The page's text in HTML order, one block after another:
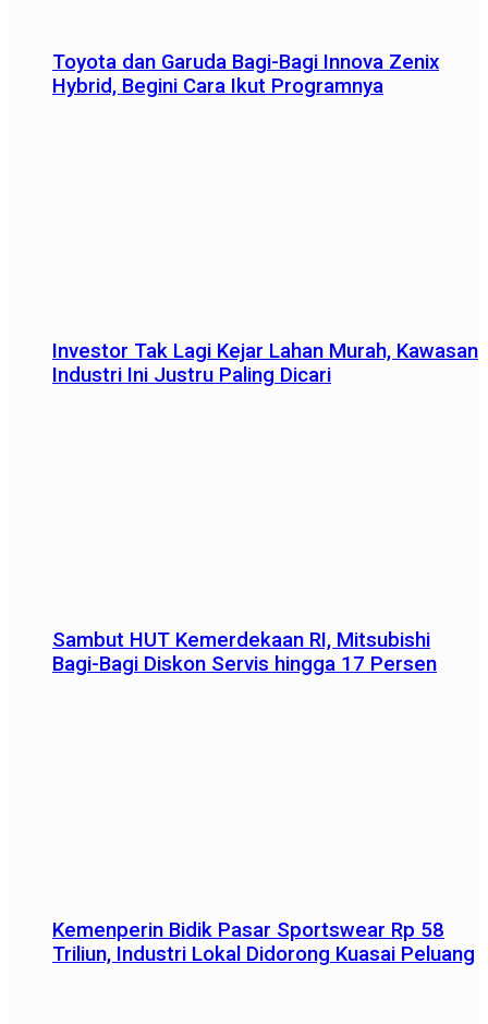
Toyota dan Garuda Bagi-Bagi Innova Zenix
Hybrid, Begini Cara Ikut Programnya
Investor Tak Lagi Kejar Lahan Murah, Kawasan
Industri Ini Justru Paling Dicari
Sambut HUT Kemerdekaan RI, Mitsubishi
Bagi-Bagi Diskon Servis hingga 17 Persen
Kemenperin Bidik Pasar Sportswear Rp 58
Triliun, Industri Lokal Didorong Kuasai Peluang